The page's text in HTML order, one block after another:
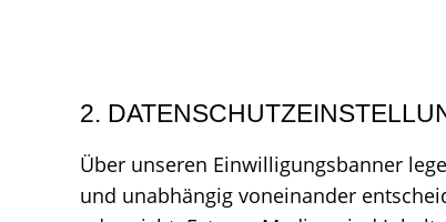
2.
Über unseren Einwilligungsbanner
und unabhängig voneinander